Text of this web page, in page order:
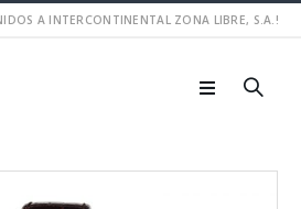
A INTERCONTINENTAL ZONA LIBRE, S.A.!